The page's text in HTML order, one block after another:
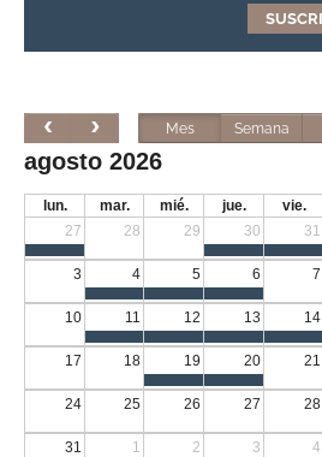
Mes Semana
agosto 2026
lun. mar. mié. jue. vie.
27
28 29 30 31
3 4 5 6 7
10 11 12 13 14
17 18 19 20 21
24 25 26 27 28
31 1 2 3 4